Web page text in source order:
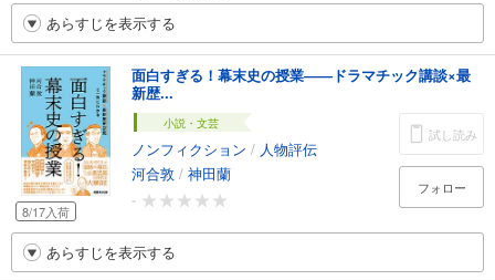
あらすじを表示する
8/17入荷
面白すぎる！幕末史の授業――ドラマチック講談×最
新歴...
小説・文芸
ノンフィクション / 人物評伝
河合敦 / 神田蘭
-
試し読み
フォロー
あらすじを表示する